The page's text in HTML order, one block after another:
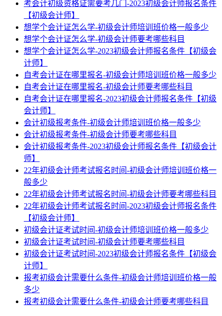
考会计初级资格证需要考几门-2023初级会计师报名条件
【初级会计师】
想学个会计证怎么学-初级会计师培训班价格一般多少
想学个会计证怎么学-初级会计师要考哪些科目
想学个会计证怎么学-2023初级会计师报名条件【初级会
计师】
自考会计证在哪里报名-初级会计师培训班价格一般多少
自考会计证在哪里报名-初级会计师要考哪些科目
自考会计证在哪里报名-2023初级会计师报名条件【初级
会计师】
会计初级报考条件-初级会计师培训班价格一般多少
会计初级报考条件-初级会计师要考哪些科目
会计初级报考条件-2023初级会计师报名条件【初级会计
师】
22年初级会计师考试报名时间-初级会计师培训班价格一
般多少
22年初级会计师考试报名时间-初级会计师要考哪些科目
22年初级会计师考试报名时间-2023初级会计师报名条件
【初级会计师】
初级会计证考试时间-初级会计师培训班价格一般多少
初级会计证考试时间-初级会计师要考哪些科目
初级会计证考试时间-2023初级会计师报名条件【初级会
计师】
报考初级会计需要什么条件-初级会计师培训班价格一般
多少
报考初级会计需要什么条件-初级会计师要考哪些科目